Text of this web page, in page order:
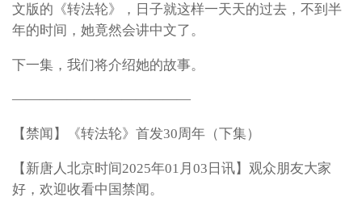
文版的《转法轮》，日子就这样一天天的过去，不到半
年的时间，她竟然会讲中文了。
下一集，我们将介绍她的故事。
—————————————
【禁闻】《转法轮》首发30周年（下集）
【新唐人北京时间2025年01月03日讯】观众朋友大家
好，欢迎收看中国禁闻。